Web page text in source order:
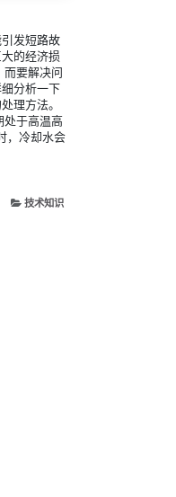
发短路故
的经济损
要解决问
分析一下
理方法。
处于高温高
，冷却水会
技术知识